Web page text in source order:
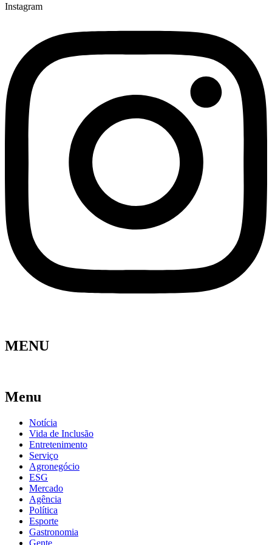
Instagram
MENU
Menu
Notícia
Vida de Inclusão
Entretenimento
Serviço
Agronegócio
ESG
Mercado
Agência
Política
Esporte
Gastronomia